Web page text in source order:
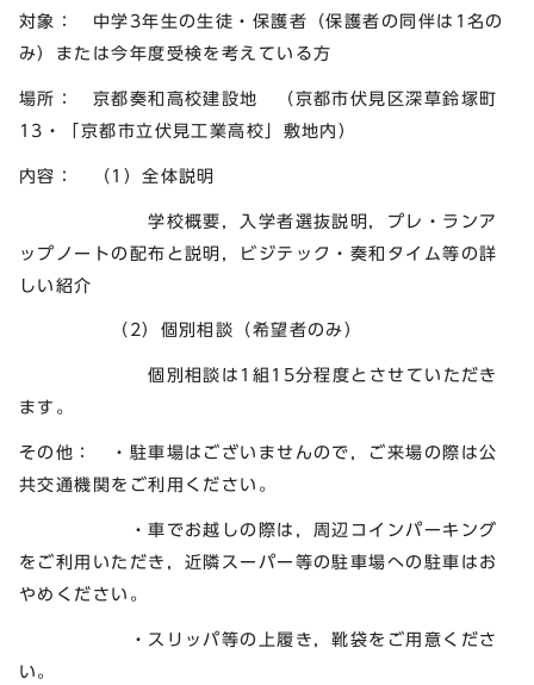
対象： 中学3年生の生徒・保護者（保護者の同伴は1名の
み）または今年度受検を考えている方
場所： 京都奏和高校建設地 （京都市伏見区深草鈴塚町
13・「京都市立伏見工業高校」敷地内）
内容： （1）全体説明
学校概要，入学者選抜説明，プレ・ランア
ップノートの配布と説明，ビジテック・奏和タイム等の詳
しい紹介
（2）個別相談（希望者のみ）
個別相談は1組15分程度とさせていただき
ます。
その他： ・駐車場はございませんので，ご来場の際は公
共交通機関をご利用ください。
・車でお越しの際は，周辺コインパーキング
をご利用いただき，近隣スーパー等の駐車場への駐車はお
やめください。
・スリッパ等の上履き，靴袋をご用意くださ
い。